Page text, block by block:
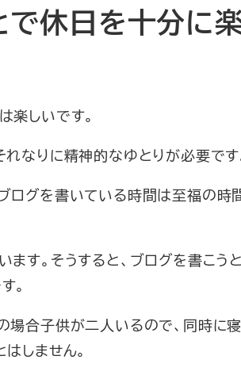
休日を十分に
楽しいです。
なりに精神的なゆとりが必要です
ログを書いている時間は至福の時
す。そうすると、ブログを書こう
。
場合子供が二人いるので、同時に
しません。